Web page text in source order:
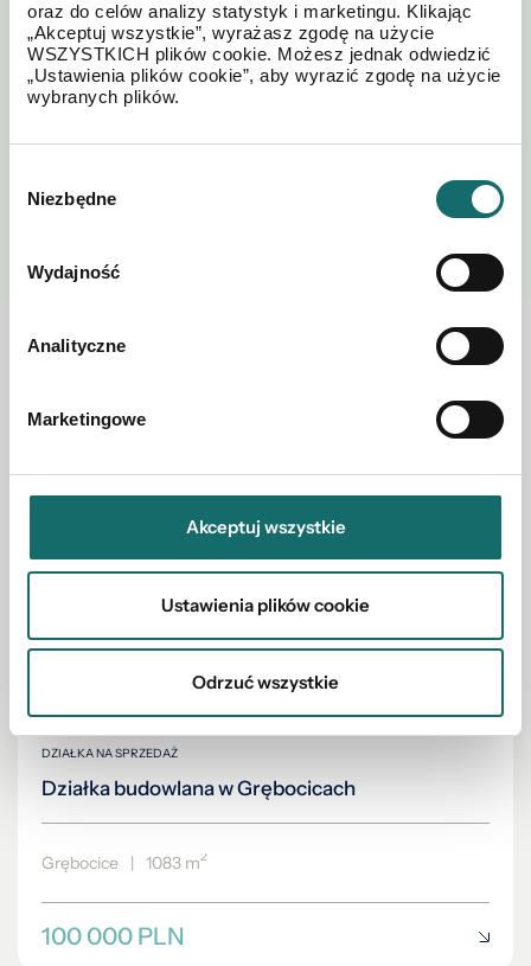
oraz do celów analizy statystyk i marketingu. Klikając
„Akceptuj wszystkie”, wyrażasz zgodę na użycie
WSZYSTKICH plików cookie. Możesz jednak odwiedzić
„Ustawienia plików cookie”, aby wyrazić zgodę na użycie
wybranych plików.
zgody
Niezbędne
Wydajność
Analityczne
Marketingowe
Akceptuj wszystkie
Ustawienia plików cookie
Odrzuć wszystkie
* postanowienia
Prywatności
WYŚLIJ
Zobacz również w okolicy
DZIAŁKA NA SPRZEDAŻ
Działka budowlana w Grębocicach
Grębocice | 1083 m2
100 000 PLN